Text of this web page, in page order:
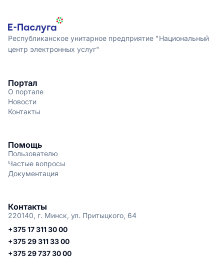
Республиканское унитарное предприятие "Национальный
центр электронных услуг"
Портал
О портале
Новости
Контакты
Помощь
Пользователю
Частые вопросы
Документация
Контакты
220140, г. Минск, ул. Притыцкого, 64
+375 17 311 30 00
+375 29 311 33 00
+375 29 737 30 00